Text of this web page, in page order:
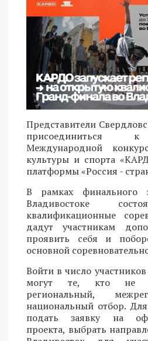
Представители
присоединиться
Международной
культуры и спорта
платформы «Россия -
В рамках финального
Владивостоке
квалификационные
дадут участникам
проявить себя и
основной
Войти в число
могут те, кто не
региональный,
национальный отбор.
подать заявку на
проекта, выбрать